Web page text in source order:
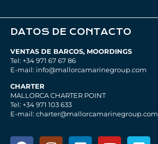
DATOS DE CONTACTO
VENTAS DE BARCOS, MOORDINGS
Tel: +34 971 67 67 86
E-mail: info@mallorcamarinegroup.com
CHARTER
MALLORCA CHARTER POINT
Tel: +34 971 103 633
E-mail: charter@mallorcamarinegroup.com